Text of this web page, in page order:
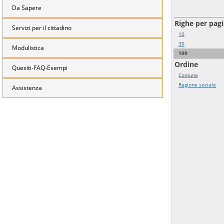
Da Sapere
Servizi per il cittadino
Modulistica
Quesiti-FAQ-Esempi
Assistenza
Righe per
10
30
100
Ordine
Comune
Ragione sociale